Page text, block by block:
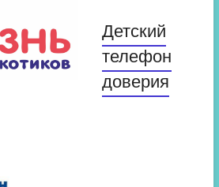
Детский
телефон
доверия